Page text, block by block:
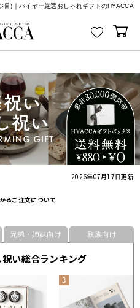
目)｜バイヤー厳選おしゃれギフトのHYACCA
2026年07月17日更新
るご注文について
兄弟・姉妹向け 親族向け
い総合ランキング